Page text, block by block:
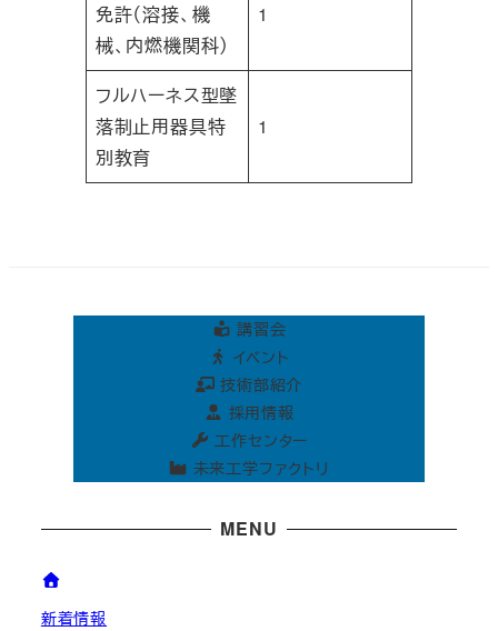
免許（溶接、機
械、内燃機関科）
1
フルハーネス型墜
落制止用器具特
別教育
1
講習会
イベント
技術部紹介
採用情報
工作センター
未来工学ファクトリ
MENU
新着情報